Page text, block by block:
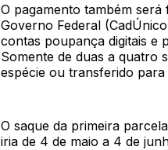
O pagamento também
Governo Federal
contas poupança digitais e
Somente de duas a quatro
espécie ou transferido
O saque da primeira
iria de 4 de maio a 4 de